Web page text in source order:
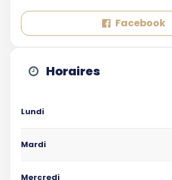
Facebook
Horaires
Lundi
Mardi
Mercredi